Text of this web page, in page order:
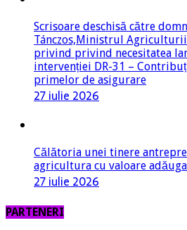
Scrisoare deschisă către
Tánczos,Ministrul
privind privind necesitatea
intervenției DR-31 –
primelor de asigurare
27 iulie 2026
Călătoria unei tinere
agricultura cu valoare
27 iulie 2026
PARTENERI